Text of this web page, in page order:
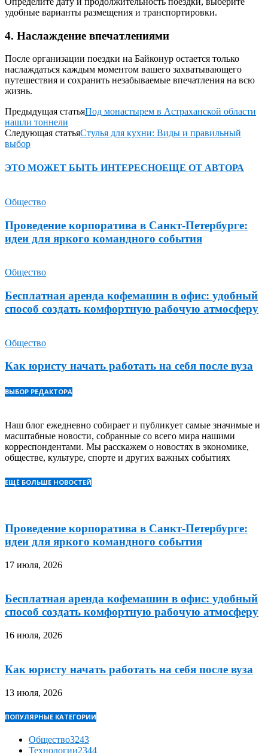
удобные варианты размещения и транспортировки.
4. Наслаждение впечатлениями
После организации поездки на Байконур остается только
наслаждаться каждым моментом вашего захватывающего
путешествия и сохранить незабываемые впечатления на всю
жизнь.
Предыдущая статьяПод монастырем в Астраханской области
нашли тоннели
Следующая статьяСтулья для кухни: Виды и правильный
выбор
ЭТО МОЖЕТ БЫТЬ ИНТЕРЕСНОЕЩЕ ОТ АВТОРА
Общество
Проведение корпоратива в Санкт-Петербурге:
идеи для яркого командного события
Общество
Бесплатная аренда кофемашин в офис: удобный
способ создать комфортную рабочую атмосферу
Общество
Как юристу начать работать на себя после вуза
ВЫБОР РЕДАКТОРА
Наш блог ежедневно собирает и публикует самые значимые и
масштабные новости, собранные со всего мира нашими
корреспондентами. Мы расскажем о новостях в экономике,
обществе, культуре, спорте и других важных событиях
ЕЩЁ БОЛЬШЕ НОВОСТЕЙ
Проведение корпоратива в Санкт-Петербурге:
идеи для яркого командного события
17 июля, 2026
Бесплатная аренда кофемашин в офис: удобный
способ создать комфортную рабочую атмосферу
16 июля, 2026
Как юристу начать работать на себя после вуза
13 июля, 2026
ПОПУЛЯРНЫЕ КАТЕГОРИИ
Общество3243
Технологии2344